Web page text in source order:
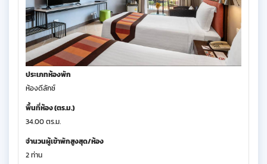
ประเภทห้องพัก
ห้องดีลักซ์
พื้นที่ห้อง (ตร.ม.)
34.00 ตร.ม.
จำนวนผู้เข้าพักสูงสุด/ห้อง
2 ท่าน